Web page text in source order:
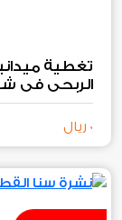
تغطية
الربحي في
0 ريال